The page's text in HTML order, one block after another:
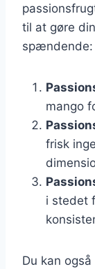
til at gøre
spændende:
mango
frisk
i stedet
Du kan